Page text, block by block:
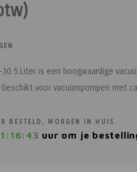
30 5 Liter is een hoogwaardige
voor vacuümpompen met
BESTELD, MORGEN IN HUIS.
1:16:43 uur om je